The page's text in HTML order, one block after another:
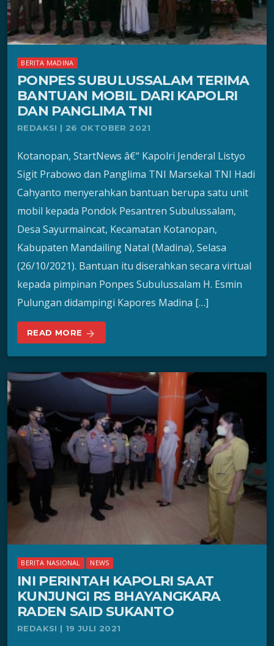
BERITA MADINA
PONPES SUBULUSSALAM TERIMA
BANTUAN MOBIL DARI KAPOLRI
DAN PANGLIMA TNI
REDAKSI | 26 OKTOBER 2021
Kotanopan, StartNews â€“ Kapolri Jenderal Listyo
Sigit Prabowo dan Panglima TNI Marsekal TNI Hadi
Cahyanto menyerahkan bantuan berupa satu unit
mobil kepada Pondok Pesantren Subulussalam,
Desa Sayurmaincat, Kecamatan Kotanopan,
Kabupaten Mandailing Natal (Madina), Selasa
(26/10/2021). Bantuan itu diserahkan secara virtual
kepada pimpinan Ponpes Subulussalam H. Esmin
Pulungan didampingi Kapores Madina […]
READ MORE arrow_forward
BERITA NASIONAL NEWS
INI PERINTAH KAPOLRI SAAT
KUNJUNGI RS BHAYANGKARA
RADEN SAID SUKANTO
REDAKSI | 19 JULI 2021